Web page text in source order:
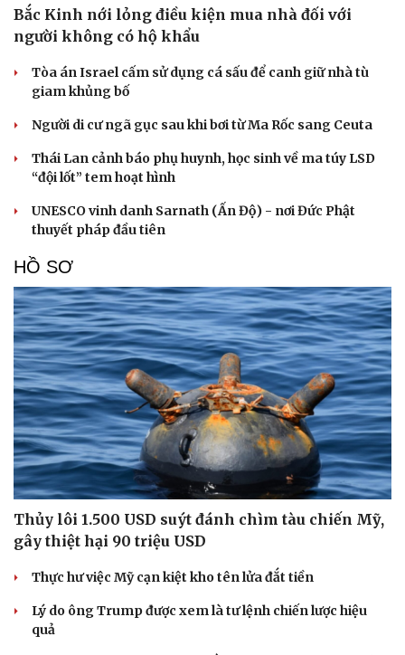
Cải chính
Bắc Kinh nới lỏng điều kiện mua nhà đối với
người không có hộ khẩu
Tòa án Israel cấm sử dụng cá sấu để canh giữ nhà tù
giam khủng bố
Người di cư ngã gục sau khi bơi từ Ma Rốc sang Ceuta
Thái Lan cảnh báo phụ huynh, học sinh về ma túy LSD
“đội lốt” tem hoạt hình
UNESCO vinh danh Sarnath (Ấn Độ) - nơi Đức Phật
thuyết pháp đầu tiên
HỒ SƠ
Thủy lôi 1.500 USD suýt đánh chìm tàu chiến Mỹ,
gây thiệt hại 90 triệu USD
Thực hư việc Mỹ cạn kiệt kho tên lửa đắt tiền
Lý do ông Trump được xem là tư lệnh chiến lược hiệu
quả